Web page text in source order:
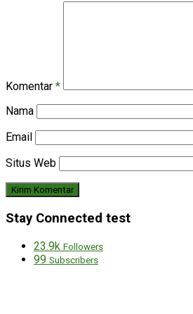
Komentar *
Nama
Email
Situs Web
Stay Connected test
23.9k Followers
99 Subscribers